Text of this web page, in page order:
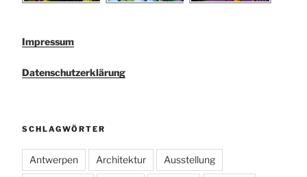
Impressum
Datenschutzerklärung
SCHLAGWÖRTER
Antwerpen Architektur Ausstellung